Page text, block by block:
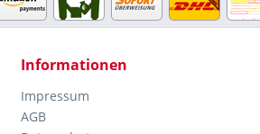
Informationen
Impressum
AGB